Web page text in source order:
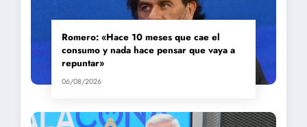
Romero: «Hace 10 meses que cae el
consumo y nada hace pensar que vaya a
repuntar»
06/08/2026